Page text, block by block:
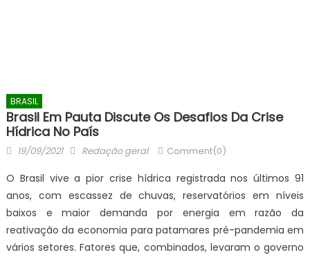
BRASIL
Brasil Em Pauta Discute Os Desafios Da Crise
Hídrica No País
Posted
19/09/2021 Author
Redação geral Comment(0)
O Brasil vive a pior crise hídrica registrada nos últimos 91
anos, com escassez de chuvas, reservatórios em níveis
baixos e maior demanda por energia em razão da
reativação da economia para patamares pré-pandemia em
vários setores. Fatores que, combinados, levaram o governo